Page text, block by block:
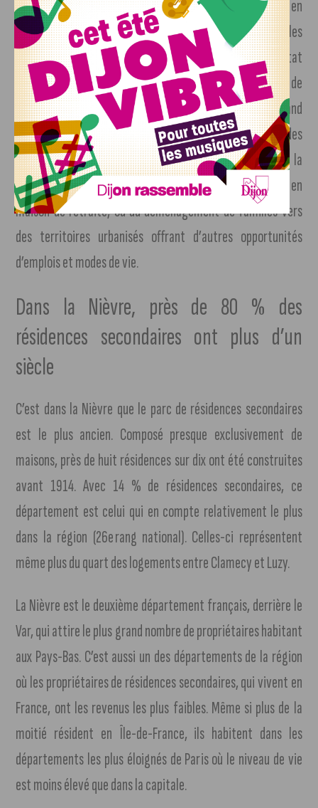
pas totalement aux besoins des ménages actuels, en
recherche de logements moins énergivores. Dans les
espaces les plus ruraux, un enjeu est le maintien en bon état
de ce patrimoine résidentiel pour lequel les coûts de
rénovation et d’entretien peuvent être élevés. Un grand
nombre de maisons secondaires étaient, à l’origine, des
résidences principales. Cette évolution peut être la
conséquence du décès du propriétaire, de son départ en
maison de retraite, ou du déménagement de familles vers
des territoires urbanisés offrant d’autres opportunités
d’emplois et modes de vie.
Dans la Nièvre, près de 80 % des
résidences secondaires ont plus d’un
siècle
C’est dans la Nièvre que le parc de résidences secondaires
est le plus ancien. Composé presque exclusivement de
maisons, près de huit résidences sur dix ont été construites
avant 1914. Avec 14 % de résidences secondaires, ce
département est celui qui en compte relativement le plus
dans la région (26e rang national). Celles-ci représentent
même plus du quart des logements entre Clamecy et Luzy.
La Nièvre est le deuxième département français, derrière le
Var, qui attire le plus grand nombre de propriétaires habitant
aux Pays-Bas. C’est aussi un des départements de la région
où les propriétaires de résidences secondaires, qui vivent en
France, ont les revenus les plus faibles. Même si plus de la
moitié résident en Île-de-France, ils habitent dans les
départements les plus éloignés de Paris où le niveau de vie
est moins élevé que dans la capitale.